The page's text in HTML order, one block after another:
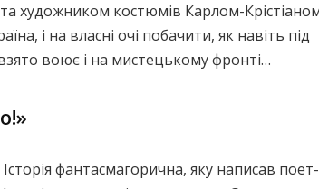
художником костюмів Карлом-
і на власні очі побачити, як навіть під
воює і на мистецькому фронті…
фантасмагорична, яку написав поет-